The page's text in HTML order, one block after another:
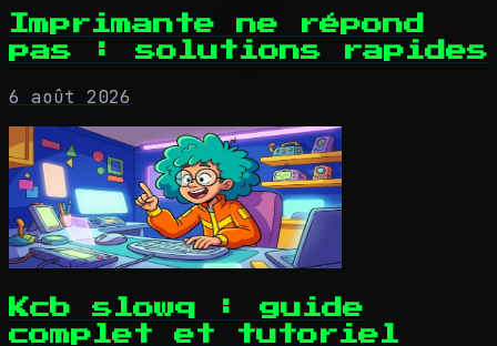
Imprimante ne répond
pas : solutions rapides
6 août 2026
Kcb slowq : guide
complet et tutoriel